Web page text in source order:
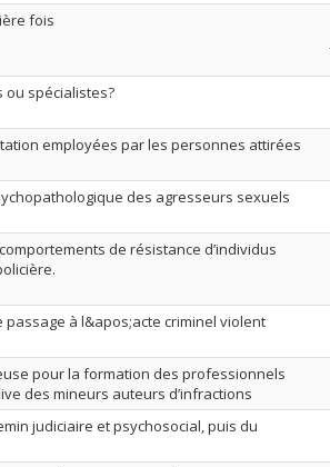
fois
ou spécialistes?
employées par les personnes attirées
des agresseurs sexuels
de résistance d’individus
à l&apos;acte criminel violent
pour la formation des professionnels
des mineurs auteurs d’infractions
judiciaire et psychosocial, puis du